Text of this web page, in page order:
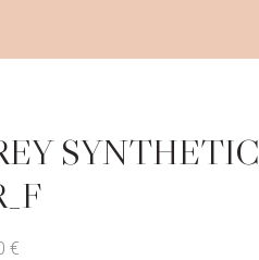
SYNTHETIC
€